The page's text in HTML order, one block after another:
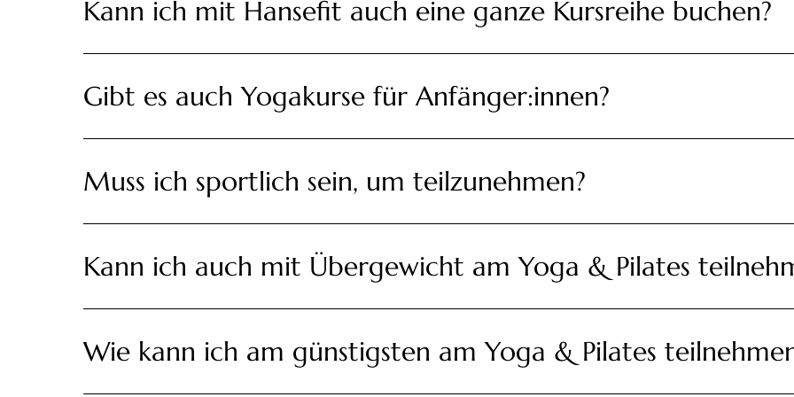
Kann ich mit Hansefit auch eine ganze Kursreihe buchen?
Gibt es auch Yogakurse für Anfänger:innen?
Muss ich sportlich sein, um teilzunehmen?
Kann ich auch mit Übergewicht am Yoga & Pilates
Wie kann ich am günstigsten am Yoga & Pilates